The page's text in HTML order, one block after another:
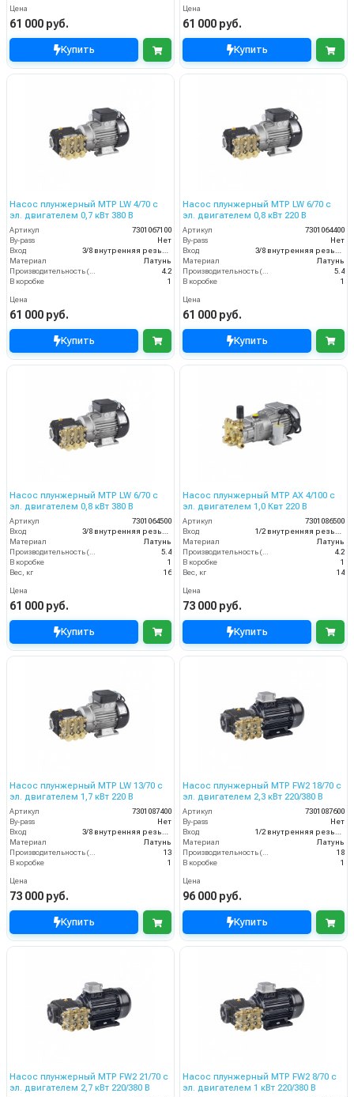
Цена
61 000 руб.
Купить
Цена
61 000 руб.
Купить
Насос плунжерный MTP LW 4/70 с
эл. двигателем 0,7 кВт 380 В
Артикул
7301067100
By-pass
Нет
Вход
Материал
Латунь
4.2
В коробке
1
Цена
61 000 руб.
Купить
Насос плунжерный MTP LW 6/70 с
эл. двигателем 0,8 кВт 220 В
Артикул
7301064400
By-pass
Нет
Вход
Материал
Латунь
5.4
В коробке
1
Цена
61 000 руб.
Купить
Насос плунжерный MTP LW 6/70 с
эл. двигателем 0,8 кВт 380 В
Артикул
7301064500
Вход
Материал
Латунь
5.4
В коробке
1
Вес, кг
16
Цена
61 000 руб.
Купить
Насос плунжерный MTP AX 4/100 с
эл. двигателем 1,0 Квт 220 В
Артикул
7301086500
Вход
Материал
Латунь
4.2
В коробке
1
Вес, кг
14
Цена
73 000 руб.
Купить
Насос плунжерный MTP LW 13/70 с
эл. двигателем 1,7 кВт 220 В
Артикул
7301087400
By-pass
Нет
Вход
3/8 внутренняя резьба
Материал
Латунь
Производительность (л/мин)
13
В коробке
1
Цена
73 000 руб.
Купить
Насос плунжерный MTP FW2 18/70 с
эл. двигателем 2,3 кВт 220/380 В
Артикул
7301087600
By-pass
Нет
Вход
1/2 внутренняя резьба
Материал
Латунь
Производительность (л/мин)
18
В коробке
1
Цена
96 000 руб.
Купить
Насос плунжерный MTP FW2 21/70 с
эл. двигателем 2,7 кВт 220/380 В
Насос плунжерный MTP FW2 8/70 с
эл. двигателем 1 кВт 220/380 В